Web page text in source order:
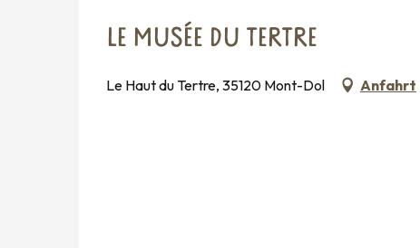
LE MUSÉE DU TERTRE
Le Haut du Tertre, 35120 Mont-Dol Anfahrt